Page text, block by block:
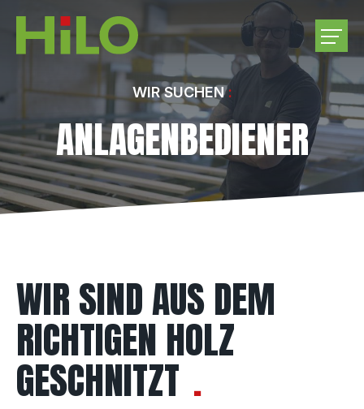
UNTERNEHMEN
PRODUKTE
RUNDHOLZEINKAUF
KONTAKT
WIR SUCHEN
ANLAGENBEDIENER
WIR SIND AUS DEM
RICHTIGEN HOLZ
GESCHNITZT